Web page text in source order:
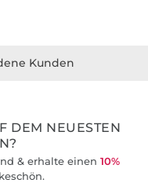
Kunden
DEM NEUESTEN
& erhalte einen 10%